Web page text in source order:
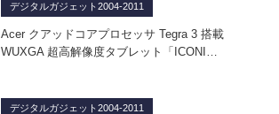
デジタルガジェット2004-2011
Acer クアッドコアプロセッサ Tegra 3 搭載
WUXGA 超高解像度タブレット「ICONI…
デジタルガジェット2004-2011